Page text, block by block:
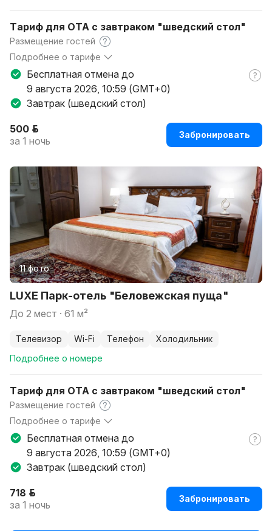
Тариф для ОТА с завтраком "шведский стол"
Размещение гостей
Подробнее о тарифе
В указанный период основной и детский бассейны будут
временно закрыты.
Работы проводятся с целью поддержания высокого
уровня комфорта и безопасности для наших гостей.
Приносим извинения за возможные неудобства и
благодарим вас за понимание.
Бесплатная отмена до
9 августа 2026, 10:59 (GMT+0)
Завтрак (шведский стол)
500 р.
за 1 ночь
Забронировать
LUXE Парк-отель "Беловежская пуща"
до 2 мест · 61 м²
телевизор Wi-Fi телефон
холодильник
Подробнее о номере
11 фото
Тариф для ОТА с завтраком "шведский стол"
Размещение гостей
Подробнее о тарифе
В указанный период основной и детский бассейны будут
временно закрыты.
Работы проводятся с целью поддержания высокого
уровня комфорта и безопасности для наших гостей.
Приносим извинения за возможные неудобства и
благодарим вас за понимание.
Бесплатная отмена до
9 августа 2026, 10:59 (GMT+0)
Завтрак (шведский стол)
718 р.
за 1 ночь
Забронировать